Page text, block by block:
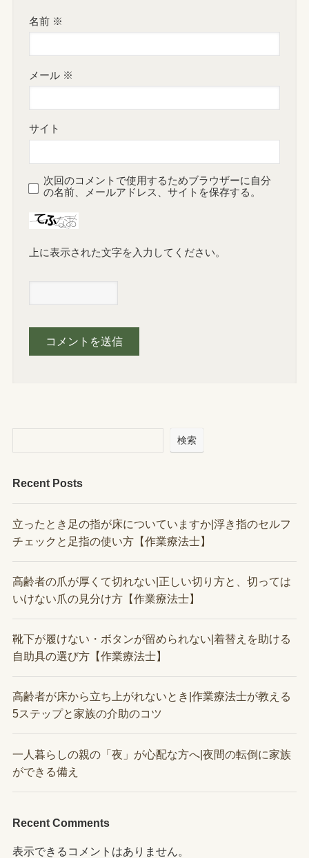
名前 ※
メール ※
サイト
次回のコメントで使用するためブラウザーに自分
の名前、メールアドレス、サイトを保存する。
上に表示された文字を入力してください。
検索
Recent Posts
立ったとき足の指が床についていますか|浮き指のセルフ
チェックと足指の使い方【作業療法士】
高齢者の爪が厚くて切れない|正しい切り方と、切っては
いけない爪の見分け方【作業療法士】
靴下が履けない・ボタンが留められない|着替えを助ける
自助具の選び方【作業療法士】
高齢者が床から立ち上がれないとき|作業療法士が教える
5ステップと家族の介助のコツ
一人暮らしの親の「夜」が心配な方へ|夜間の転倒に家族
ができる備え
Recent Comments
表示できるコメントはありません。